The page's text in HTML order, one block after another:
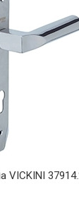
VICKINI